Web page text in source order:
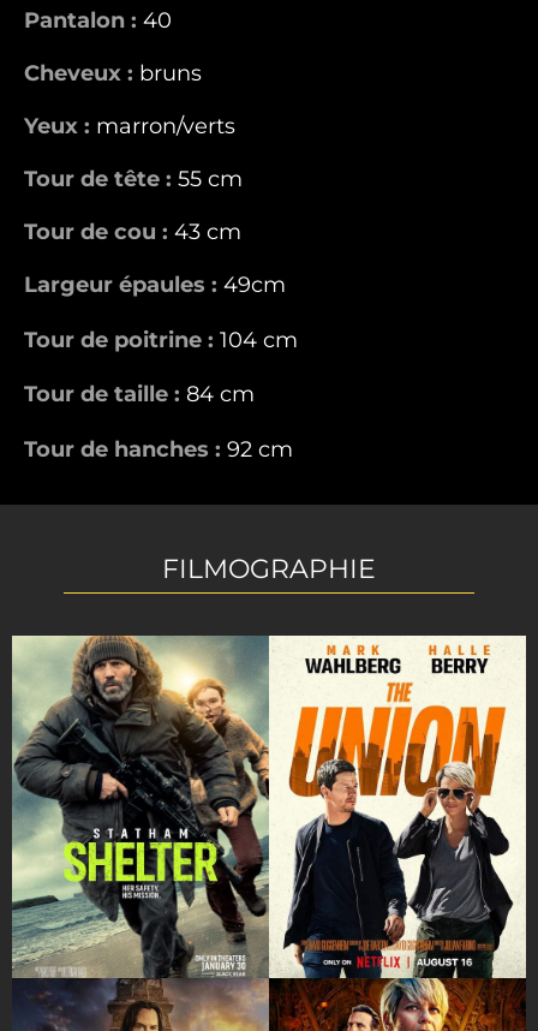
Pantalon : 40
Cheveux : bruns
Yeux : marron/verts
Tour de tête : 55 cm
Tour de cou : 43 cm
Largeur épaules : 49cm
Tour de poitrine : 104 cm
Tour de taille : 84 cm
Tour de hanches : 92 cm
FILMOGRAPHIE